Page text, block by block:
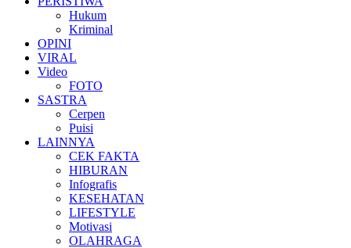
Hukum
Kriminal
OPINI
VIRAL
Video
FOTO
SASTRA
Cerpen
Puisi
LAINNYA
CEK FAKTA
HIBURAN
Infografis
KESEHATAN
LIFESTYLE
Motivasi
OLAHRAGA